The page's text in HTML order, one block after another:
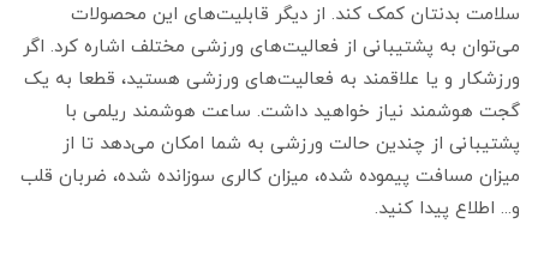
سلامت بدنتان کمک کند. از دیگر قابلیت‌های این محصولات
می‌توان به پشتیبانی از فعالیت‌های ورزشی مختلف اشاره کرد. اگر
ورزشکار و یا علاقمند به فعالیت‌های ورزشی هستید، قطعا به یک
گجت هوشمند نیاز خواهید داشت. ساعت هوشمند ریلمی با
پشتیبانی از چندین حالت ورزشی به شما امکان می‌دهد تا از
میزان مسافت پیموده شده، میزان کالری سوزانده شده، ضربان قلب
و... اطلاع پیدا کنید.